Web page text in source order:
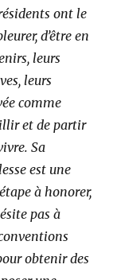
ont le
d’être en
leurs
leurs
comme
et de partir
Sa
est une
à honorer,
pas à
obtenir des